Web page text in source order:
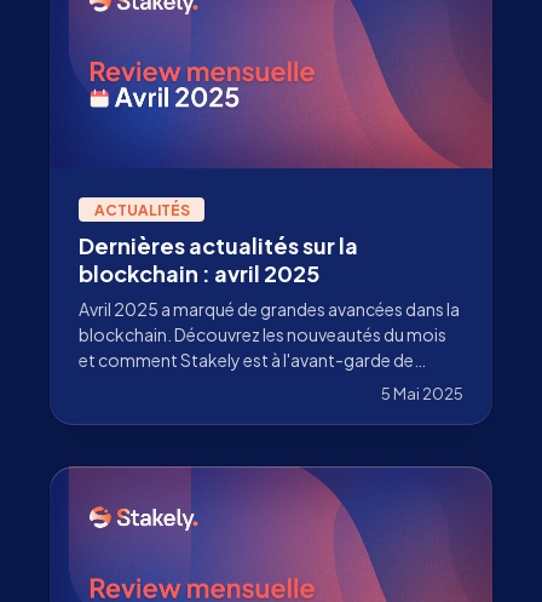
ACTUALITÉS
Dernières actualités sur la
blockchain : avril 2025
Avril 2025 a marqué de grandes avancées dans la
blockchain. Découvrez les nouveautés du mois
et comment Stakely est à l'avant-garde de
5 Mai 2025